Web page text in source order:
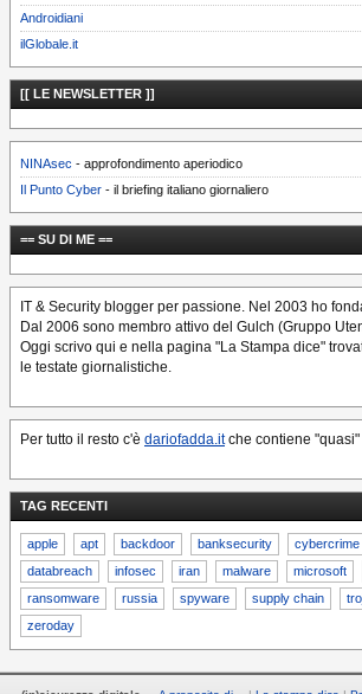
Androidiani
ilGlobale.it
[[ LE NEWSLETTER ]]
NINAsec - approfondimento aperiodico
Il Punto Cyber - il briefing italiano giornaliero
== SU DI ME ==
IT & Security blogger per passione. Nel 2003 ho
Dal 2006 sono membro attivo del Gulch (Gruppo
Oggi scrivo qui e nella pagina "La Stampa dice"
le testate giornalistiche.
Per tutto il resto c'è dariofadda.itche contiene "quasi"
TAG RECENTI
apple apt backdoor banksecurity cybercrime
databreach
infosec iran malware microsoft
ransomware
russia spyware supply chain
zeroday